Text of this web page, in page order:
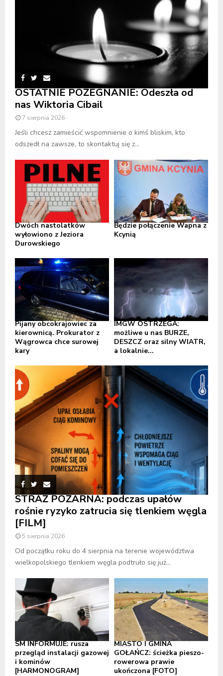
OSTATNIE POŻEGNANIE: Odeszła od
nas Wiktoria Cibail
7 sierpnia 2026
Jeśli chcesz zamieścić wspomnienie o kimś bliskim, kto
odszedł na zawsze, to skontaktuj się z...
Dwóch nastolatków
wyłowiono z Jeziora
Durowskiego
Będzie połączenie Wapna z
Kcynią
Pijany obcokrajowiec za
kierownicą. Prokurator z
Wągrowca chce surowej
kary
IMGW OSTRZEGA:
możliwe u nas BURZE,
DESZCZ oraz silny WIATR,
a lokalnie...
STRAŻ POŻARNA: podczas upałów
rośnie ryzyko zatrucia się tlenkiem węgla
[FILM]
5 sierpnia 2026
Od początku roku do 4 sierpnia na terenie województwa
wielkopolskiego tlenkiem węgla podtruło się już...
SM INFORMUJE: rusza
przegląd instalacji gazowej
i kominów
[HARMONOGRAM]
MIASTO I GMINA
GOŁAŃCZ: ścieżka pieszo-
rowerowa prawie
ukończona [FOTO]